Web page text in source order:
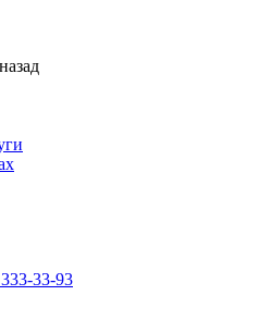
33-93